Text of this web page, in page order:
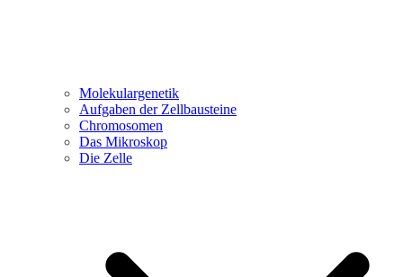
Molekulargenetik
Aufgaben der Zellbausteine
Chromosomen
Das Mikroskop
Die Zelle